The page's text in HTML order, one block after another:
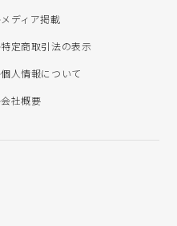
メディア掲載
特定商取引法の表示
個人情報について
会社概要